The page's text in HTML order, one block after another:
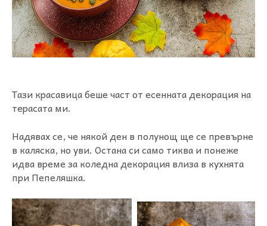
Тази красавица беше част от есенната декорация на
терасата ми.
Надявах се, че някой ден в полунощ ще се превърне
в каляска, но уви. Остана си само тиква и понеже
идва време за коледна декорация влиза в кухнята
при Пепеляшка.